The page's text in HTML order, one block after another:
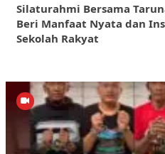
Silaturahmi Bersama
Beri Manfaat Nyata dan
Sekolah Rakyat